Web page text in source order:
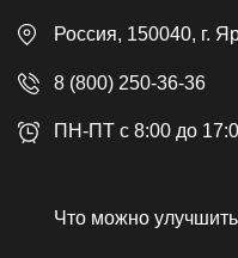
Доставка
Контакты
Гарантия
Публичная оферта
Россия, 150040, г.
8 (800) 250-36-36
ПН-ПТ с 8:00 до
Что можно